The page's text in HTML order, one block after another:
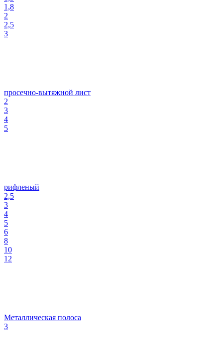
1,8
2
2,5
3
просечно-вытяжной лист
2
3
4
5
рифленый
2,5
3
4
5
6
8
10
12
Металлическая полоса
3